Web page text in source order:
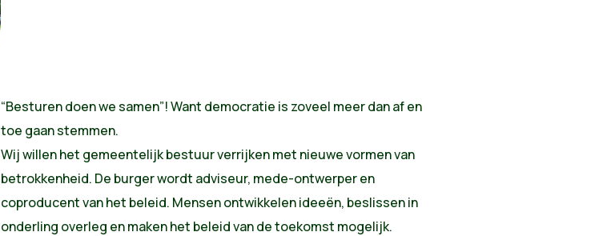
“Besturen doen we samen”! Want democratie is zoveel meer dan af en
toe gaan stemmen.
Wij willen het gemeentelijk bestuur verrijken met nieuwe vormen van
betrokkenheid. De burger wordt adviseur, mede-ontwerper en
coproducent van het beleid. Mensen ontwikkelen ideeën, beslissen in
onderling overleg en maken het beleid van de toekomst mogelijk.